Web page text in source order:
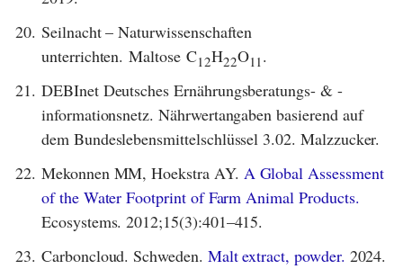
20. Seilnacht – Naturwissenschaften
unterrichten. Maltose C12H22O11.
21. DEBInet Deutsches Ernährungsberatungs- & -
informationsnetz. Nährwertangaben basierend auf
dem Bundeslebensmittelschlüssel 3.02. Malzzucker.
22. Mekonnen MM, Hoekstra AY. A Global Assessment
of the Water Footprint of Farm Animal Products.
Ecosystems. 2012;15(3):401–415.
23. Carboncloud. Schweden. Malt extract, powder. 2024.